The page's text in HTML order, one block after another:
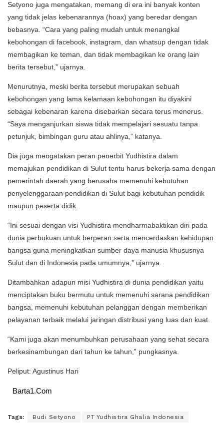
Setyono juga mengatakan, memang di era ini banyak konten
yang tidak jelas kebenarannya (hoax) yang beredar dengan
bebasnya. “Cara yang paling mudah untuk menangkal
kebohongan di facebook, instagram, dan whatsup dengan tidak
membagikan ke teman, dan tidak membagikan ke orang lain
berita tersebut,” ujarnya.
Menurutnya, meski berita tersebut merupakan sebuah
kebohongan yang lama kelamaan kebohongan itu diyakini
sebagai kebenaran karena disebarkan secara terus menerus.
“Saya menganjurkan siswa tidak mempelajari sesuatu tanpa
petunjuk, bimbingan guru atau ahlinya,” katanya.
Dia juga mengatakan peran penerbit Yudhistira dalam
memajukan pendidikan di Sulut tentu harus bekerja sama dengan
pemerintah daerah yang berusaha memenuhi kebutuhan
penyelenggaraan pendidikan di Sulut bagi kebutuhan pendidik
maupun peserta didik.
“Ini sesuai dengan visi Yudhistira mendharmabaktikan diri pada
dunia perbukuan untuk berperan serta mencerdaskan kehidupan
bangsa guna meningkatkan sumber daya manusia khususnya
Sulut dan di Indonesia pada umumnya,” ujarnya.
Ditambahkan adapun misi Yudhistira di dunia pendidikan yaitu
menciptakan buku bermutu untuk memenuhi sarana pendidikan
bangsa, memenuhi kebutuhan pelanggan dengan memberikan
pelayanan terbaik melalui jaringan distribusi yang luas dan kuat.
“Kami juga akan menumbuhkan perusahaan yang sehat secara
berkesinambungan dari tahun ke tahun,” pungkasnya.
Peliput: Agustinus Hari
Barta1.Com
Tags: Budi Setyono PT Yudhistira Ghalia Indonesia